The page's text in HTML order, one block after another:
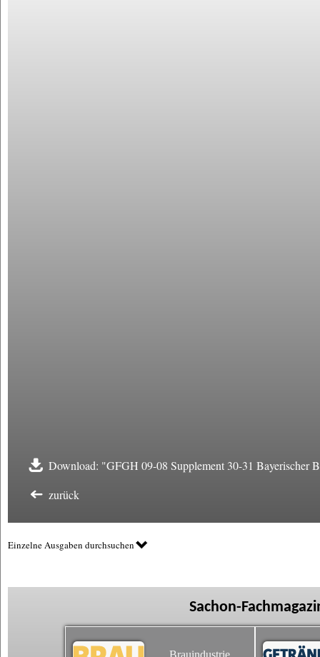
Download: "GFGH 09-08 Supplement 30-31 Bayerischer
zurück
Einzelne Ausgaben durchsuchen
Sachon-
Brauindustrie